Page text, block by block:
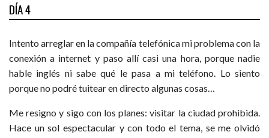
DÍA 4
Intento arreglar en la compañía telefónica mi problema con la
conexión a internet y paso allí casi una hora, porque nadie
hable inglés ni sabe qué le pasa a mi teléfono. Lo siento
porque no podré tuitear en directo algunas cosas…
Me resigno y sigo con los planes: visitar la ciudad prohibida.
Hace un sol espectacular y con todo el tema, se me olvidó